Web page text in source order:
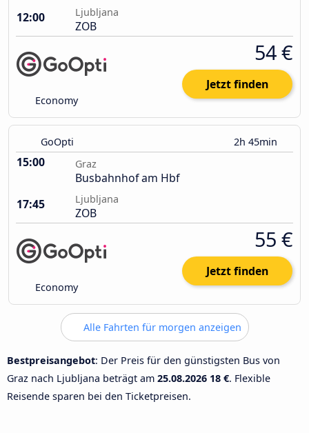
12:00
Ljubljana
ZOB
Economy
54 €
Jetzt finden
GoOpti 2h 45min
15:00 Graz
Busbahnhof am Hbf
17:45
Ljubljana
ZOB
Economy
55 €
Jetzt finden
Alle Fahrten für morgen anzeigen
Bestpreisangebot: Der Preis für den günstigsten Bus von
Graz nach Ljubljana beträgt am 25.08.2026 18 €. Flexible
Reisende sparen bei den Ticketpreisen.